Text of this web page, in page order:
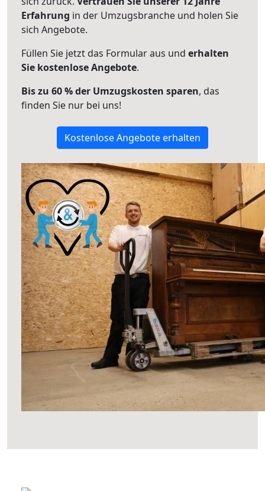
Erfahrung in der Umzugsbranche und holen Sie
sich Angebote.
Füllen Sie jetzt das Formular aus und erhalten
Sie kostenlose Angebote.
Bis zu 60 % der Umzugskosten sparen, das
finden Sie nur bei uns!
Kostenlose Angebote erhalten